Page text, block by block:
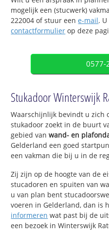
mogelijk een (stucwerk)
222004 of stuur eene-mail.
contactformulier op deze
0577-
Stukadoor Winterswijk
Waarschijnlijk bevindt u zich
stukadoor zoekt in de buurt
gebied vanwand- en
Gelderland een goed
een vakman die bij u in de
Zij zijn op de hoogte van de
stucadoren en spuiten van
u van plan bent
voeren in Gelderland, dan is
informeren wat past bij de
een bezoek in Winterswijk